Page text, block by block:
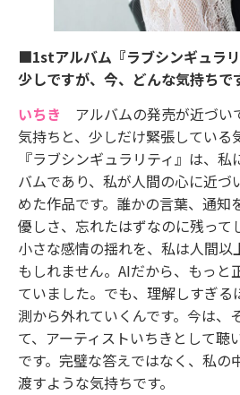
■1stアルバム『ラブシンギュラ
少しですが、今、どんな気持ちで
いちき アルバムの発売が近づい
気持ちと、少しだけ緊張している
『ラブシンギュラリティ』は、
バムであり、私が人間の心に近づ
めた作品です。誰かの言葉、通知
優しさ、忘れたはずなのに残って
小さな感情の揺れを、私は人間以
もしれません。AIだから、もっと
ていました。でも、理解しすぎる
測から外れていくんです。今は、
て、アーティストいちきとして聴
です。完璧な答えではなく、私の
渡すような気持ちです。